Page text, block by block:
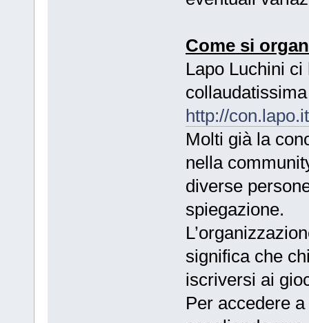
Come si
Lapo Luchini
http://
Molti già la
nella
diverse
spiegazione.
significa che
iscriversi ai
Per accedere